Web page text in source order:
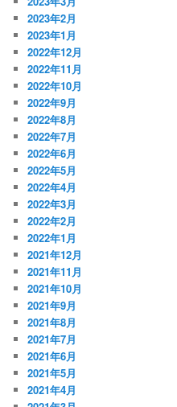
2023年2月
2023年1月
2022年12月
2022年11月
2022年10月
2022年9月
2022年8月
2022年7月
2022年6月
2022年5月
2022年4月
2022年3月
2022年2月
2022年1月
2021年12月
2021年11月
2021年10月
2021年9月
2021年8月
2021年7月
2021年6月
2021年5月
2021年4月